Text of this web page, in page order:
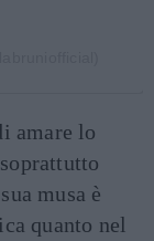
amare lo
musa è
quanto nel